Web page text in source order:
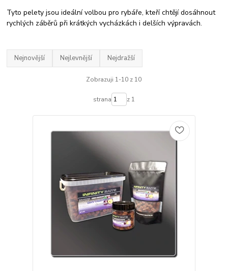
Tyto pelety jsou ideální volbou pro rybáře, kteří chtějí dosáhnout
rychlých záběrů při krátkých vycházkách i delších výpravách.
Nejnovější Nejlevnější Nejdražší
Zobrazuji 1-10 z 10
strana z 1